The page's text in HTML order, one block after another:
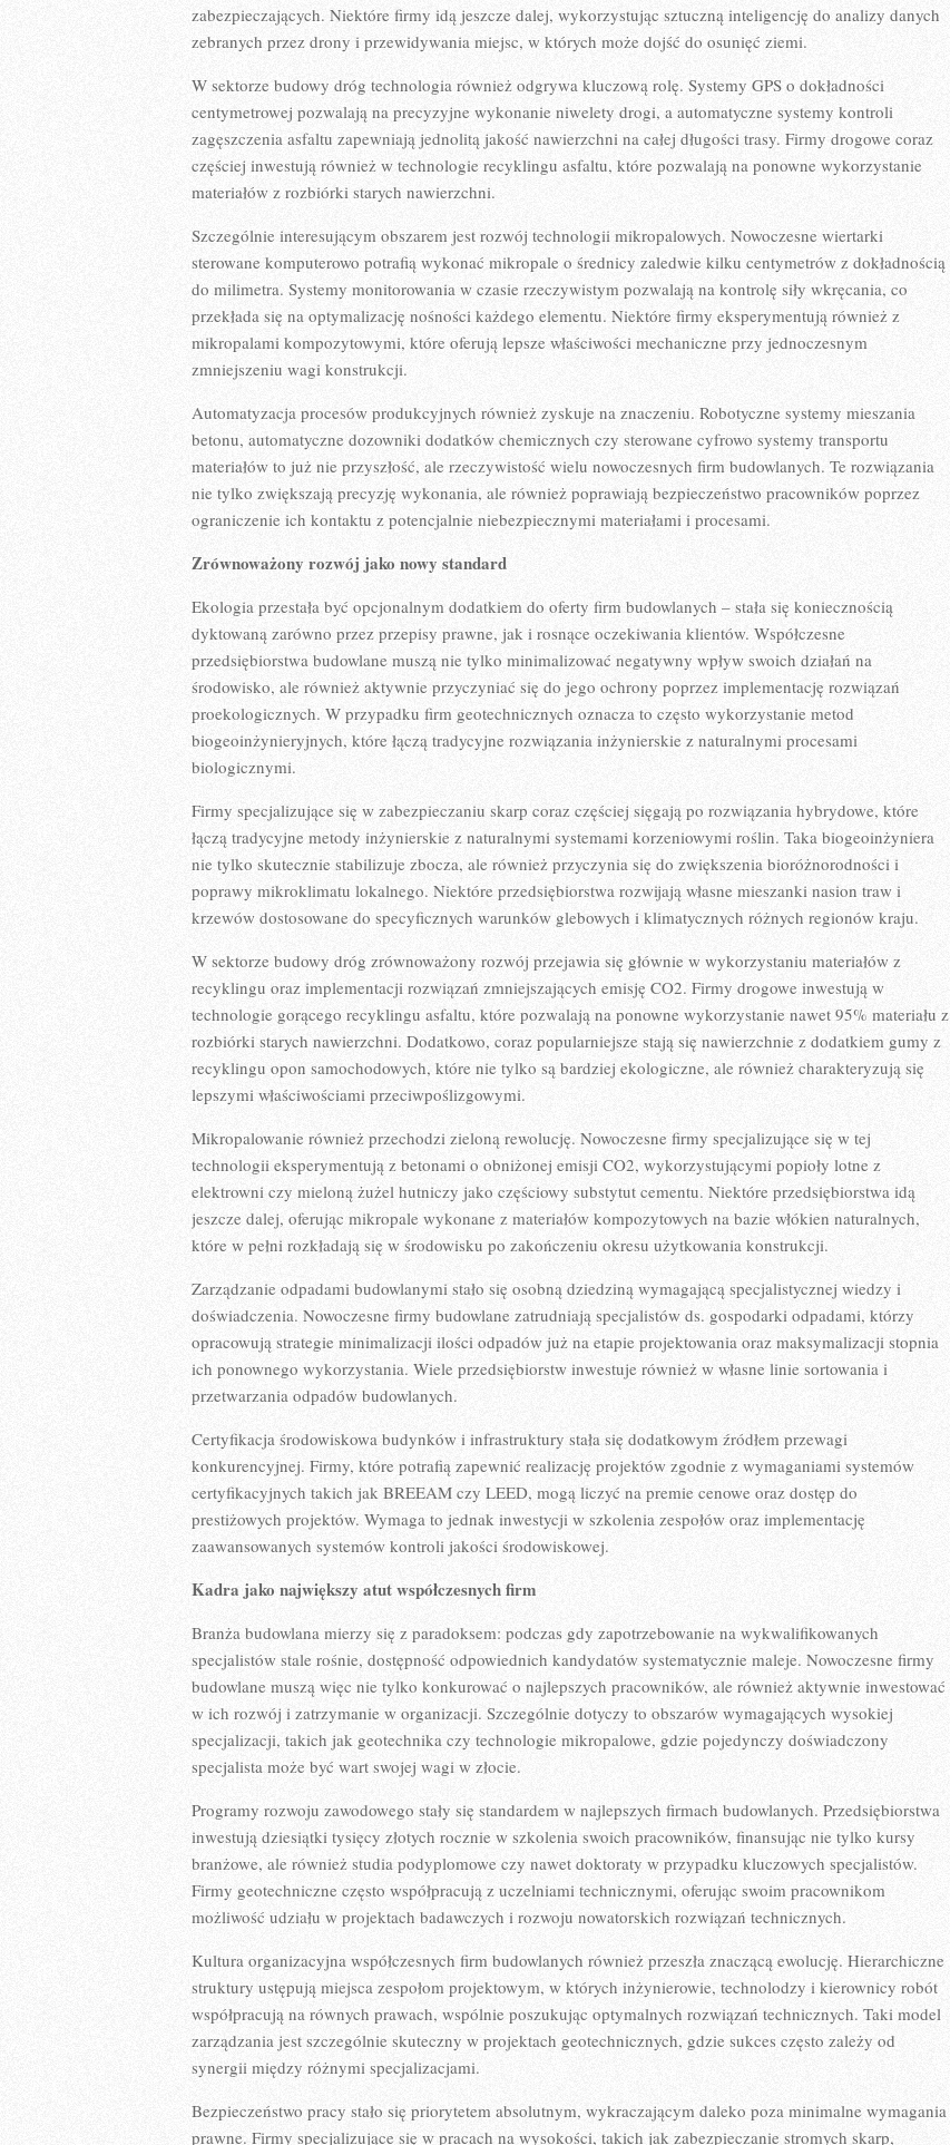
zabezpieczających. Niektóre firmy idą jeszcze dalej, wykorzystując sztuczną inteligencję do analizy danych
zebranych przez drony i przewidywania miejsc, w których może dojść do osunięć ziemi.
W sektorze budowy dróg technologia również odgrywa kluczową rolę. Systemy GPS o dokładności
centymetrowej pozwalają na precyzyjne wykonanie niwelety drogi, a automatyczne systemy kontroli
zagęszczenia asfaltu zapewniają jednolitą jakość nawierzchni na całej długości trasy. Firmy drogowe coraz
częściej inwestują również w technologie recyklingu asfaltu, które pozwalają na ponowne wykorzystanie
materiałów z rozbiórki starych nawierzchni.
Szczególnie interesującym obszarem jest rozwój technologii mikropalowych. Nowoczesne wiertarki
sterowane komputerowo potrafią wykonać mikropale o średnicy zaledwie kilku centymetrów z dokładnością
do milimetra. Systemy monitorowania w czasie rzeczywistym pozwalają na kontrolę siły wkręcania, co
przekłada się na optymalizację nośności każdego elementu. Niektóre firmy eksperymentują również z
mikropalami kompozytowymi, które oferują lepsze właściwości mechaniczne przy jednoczesnym
zmniejszeniu wagi konstrukcji.
Automatyzacja procesów produkcyjnych również zyskuje na znaczeniu. Robotyczne systemy mieszania
betonu, automatyczne dozowniki dodatków chemicznych czy sterowane cyfrowo systemy transportu
materiałów to już nie przyszłość, ale rzeczywistość wielu nowoczesnych firm budowlanych. Te rozwiązania
nie tylko zwiększają precyzję wykonania, ale również poprawiają bezpieczeństwo pracowników poprzez
ograniczenie ich kontaktu z potencjalnie niebezpiecznymi materiałami i procesami.
Zrównoważony rozwój jako nowy standard
Ekologia przestała być opcjonalnym dodatkiem do oferty firm budowlanych – stała się koniecznością
dyktowaną zarówno przez przepisy prawne, jak i rosnące oczekiwania klientów. Współczesne
przedsiębiorstwa budowlane muszą nie tylko minimalizować negatywny wpływ swoich działań na
środowisko, ale również aktywnie przyczyniać się do jego ochrony poprzez implementację rozwiązań
proekologicznych. W przypadku firm geotechnicznych oznacza to często wykorzystanie metod
biogeoinżynieryjnych, które łączą tradycyjne rozwiązania inżynierskie z naturalnymi procesami
biologicznymi.
Firmy specjalizujące się w zabezpieczaniu skarp coraz częściej sięgają po rozwiązania hybrydowe, które
łączą tradycyjne metody inżynierskie z naturalnymi systemami korzeniowymi roślin. Taka biogeoinżyniera
nie tylko skutecznie stabilizuje zbocza, ale również przyczynia się do zwiększenia bioróżnorodności i
poprawy mikroklimatu lokalnego. Niektóre przedsiębiorstwa rozwijają własne mieszanki nasion traw i
krzewów dostosowane do specyficznych warunków glebowych i klimatycznych różnych regionów kraju.
W sektorze budowy dróg zrównoważony rozwój przejawia się głównie w wykorzystaniu materiałów z
recyklingu oraz implementacji rozwiązań zmniejszających emisję CO2. Firmy drogowe inwestują w
technologie gorącego recyklingu asfaltu, które pozwalają na ponowne wykorzystanie nawet 95% materiału z
rozbiórki starych nawierzchni. Dodatkowo, coraz popularniejsze stają się nawierzchnie z dodatkiem gumy z
recyklingu opon samochodowych, które nie tylko są bardziej ekologiczne, ale również charakteryzują się
lepszymi właściwościami przeciwpoślizgowymi.
Mikropalowanie również przechodzi zieloną rewolucję. Nowoczesne firmy specjalizujące się w tej
technologii eksperymentują z betonami o obniżonej emisji CO2, wykorzystującymi popioły lotne z
elektrowni czy mieloną żużel hutniczy jako częściowy substytut cementu. Niektóre przedsiębiorstwa idą
jeszcze dalej, oferując mikropale wykonane z materiałów kompozytowych na bazie włókien naturalnych,
które w pełni rozkładają się w środowisku po zakończeniu okresu użytkowania konstrukcji.
Zarządzanie odpadami budowlanymi stało się osobną dziedziną wymagającą specjalistycznej wiedzy i
doświadczenia. Nowoczesne firmy budowlane zatrudniają specjalistów ds. gospodarki odpadami, którzy
opracowują strategie minimalizacji ilości odpadów już na etapie projektowania oraz maksymalizacji stopnia
ich ponownego wykorzystania. Wiele przedsiębiorstw inwestuje również w własne linie sortowania i
przetwarzania odpadów budowlanych.
Certyfikacja środowiskowa budynków i infrastruktury stała się dodatkowym źródłem przewagi
konkurencyjnej. Firmy, które potrafią zapewnić realizację projektów zgodnie z wymaganiami systemów
certyfikacyjnych takich jak BREEAM czy LEED, mogą liczyć na premie cenowe oraz dostęp do
prestiżowych projektów. Wymaga to jednak inwestycji w szkolenia zespołów oraz implementację
zaawansowanych systemów kontroli jakości środowiskowej.
Kadra jako największy atut współczesnych firm
Branża budowlana mierzy się z paradoksem: podczas gdy zapotrzebowanie na wykwalifikowanych
specjalistów stale rośnie, dostępność odpowiednich kandydatów systematycznie maleje. Nowoczesne firmy
budowlane muszą więc nie tylko konkurować o najlepszych pracowników, ale również aktywnie inwestować
w ich rozwój i zatrzymanie w organizacji. Szczególnie dotyczy to obszarów wymagających wysokiej
specjalizacji, takich jak geotechnika czy technologie mikropalowe, gdzie pojedynczy doświadczony
specjalista może być wart swojej wagi w złocie.
Programy rozwoju zawodowego stały się standardem w najlepszych firmach budowlanych. Przedsiębiorstwa
inwestują dziesiątki tysięcy złotych rocznie w szkolenia swoich pracowników, finansując nie tylko kursy
branżowe, ale również studia podyplomowe czy nawet doktoraty w przypadku kluczowych specjalistów.
Firmy geotechniczne często współpracują z uczelniami technicznymi, oferując swoim pracownikom
możliwość udziału w projektach badawczych i rozwoju nowatorskich rozwiązań technicznych.
Kultura organizacyjna współczesnych firm budowlanych również przeszła znaczącą ewolucję. Hierarchiczne
struktury ustępują miejsca zespołom projektowym, w których inżynierowie, technolodzy i kierownicy robót
współpracują na równych prawach, wspólnie poszukując optymalnych rozwiązań technicznych. Taki model
zarządzania jest szczególnie skuteczny w projektach geotechnicznych, gdzie sukces często zależy od
synergii między różnymi specjalizacjami.
Bezpieczeństwo pracy stało się priorytetem absolutnym, wykraczającym daleko poza minimalne wymagania
prawne. Firmy specjalizujące się w pracach na wysokości, takich jak zabezpieczanie stromych skarp,